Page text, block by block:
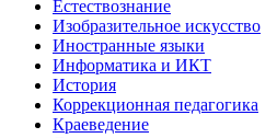
Естествознание
Изобразительное искусство
Иностранные языки
Информатика и ИКТ
История
Коррекционная педагогика
Краеведение